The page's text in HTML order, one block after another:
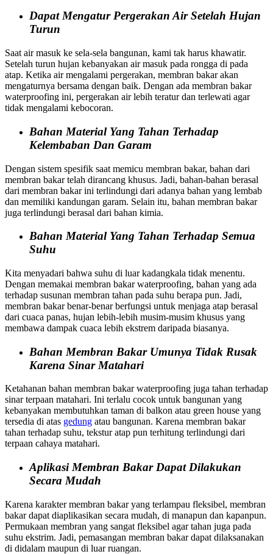
Dapat Mengatur Pergerakan Air Setelah Hujan
Turun
Saat air masuk ke sela-sela bangunan, kami tak harus khawatir.
Setelah turun hujan kebanyakan air masuk pada rongga di pada
atap. Ketika air mengalami pergerakan, membran bakar akan
mengaturnya bersama dengan baik. Dengan ada membran bakar
waterproofing ini, pergerakan air lebih teratur dan terlewati agar
tidak mengalami kebocoran.
Bahan Material Yang Tahan Terhadap
Kelembaban Dan Garam
Dengan sistem spesifik saat memicu membran bakar, bahan dari
membran bakar telah dirancang khusus. Jadi, bahan-bahan berasal
dari membran bakar ini terlindungi dari adanya bahan yang lembab
dan memiliki kandungan garam. Selain itu, bahan membran bakar
juga terlindungi berasal dari bahan kimia.
Bahan Material Yang Tahan Terhadap Semua
Suhu
Kita menyadari bahwa suhu di luar kadangkala tidak menentu.
Dengan memakai membran bakar waterproofing, bahan yang ada
terhadap susunan membran tahan pada suhu berapa pun. Jadi,
membran bakar benar-benar berfungsi untuk menjaga atap berasal
dari cuaca panas, hujan lebih-lebih musim-musim khusus yang
membawa dampak cuaca lebih ekstrem daripada biasanya.
Bahan Membran Bakar Umunya Tidak Rusak
Karena Sinar Matahari
Ketahanan bahan membran bakar waterproofing juga tahan terhadap
sinar terpaan matahari. Ini terlalu cocok untuk bangunan yang
kebanyakan membutuhkan taman di balkon atau green house yang
tersedia di atas gedung atau bangunan. Karena membran bakar
tahan terhadap suhu, tekstur atap pun terhitung terlindungi dari
terpaan cahaya matahari.
Aplikasi Membran Bakar Dapat Dilakukan
Secara Mudah
Karena karakter membran bakar yang terlampau fleksibel, membran
bakar dapat diaplikasikan secara mudah, di manapun dan kapanpun.
Permukaan membran yang sangat fleksibel agar tahan juga pada
suhu ekstrim. Jadi, pemasangan membran bakar dapat dilaksanakan
di didalam maupun di luar ruangan.